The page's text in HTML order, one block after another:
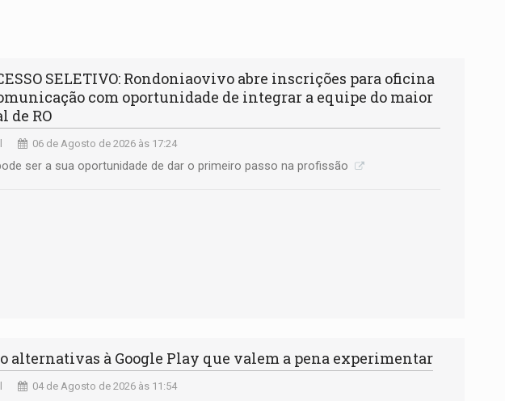
SELETIVO: Rondoniaovivo abre inscrições para oficina
com oportunidade de integrar a equipe do maior
de RO
06 de Agosto de 2026 às 17:24
ser a sua oportunidade de dar o primeiro passo na profissão
alternativas à Google Play que valem a pena experimentar
04 de Agosto de 2026 às 11:54